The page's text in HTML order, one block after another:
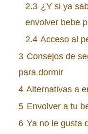
2.3 ¿Y si ya
envolver bebe
2.4 Acceso al
3 Consejos de
para dormir
4 Alternativas a
5 Envolver a tu
6 Ya no le gusta